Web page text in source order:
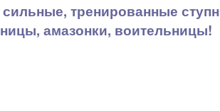
тренированные
амазонки, воительницы!